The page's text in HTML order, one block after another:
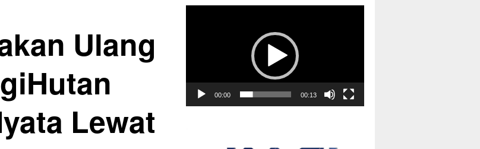
Ulang
Lewat
00:00 00:13